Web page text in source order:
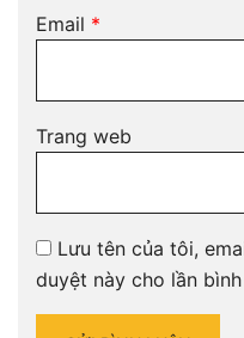
Email *
Trang web
Lưu tên của tôi,
duyệt này cho lần